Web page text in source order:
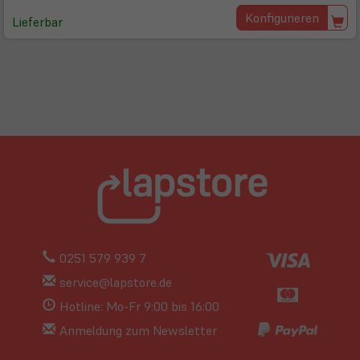
Lieferbar Konfigurieren
0251 579 939 7
service@lapstore.de
Hotline: Mo-Fr 9:00 bis 16:00
Anmeldung zum Newsletter